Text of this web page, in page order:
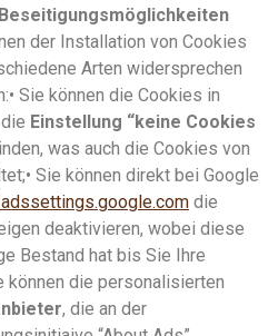
der Installation von Cookies
Arten widersprechen
Sie können die Cookies in
Einstellung “keine Cookies
was auch die Cookies von
Sie können direkt bei Google
die
deaktivieren, wobei diese
Bestand hat bis Sie Ihre
können die personalisierten
, die an der